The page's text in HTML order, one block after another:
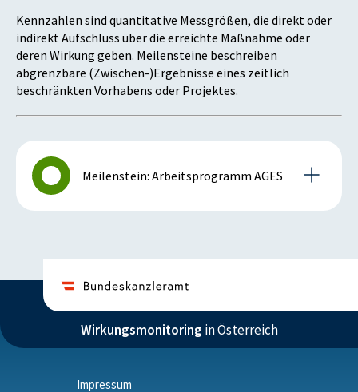
Kennzahlen sind quantitative Messgrößen, die direkt oder
indirekt Aufschluss über die erreichte Maßnahme oder
deren Wirkung geben. Meilensteine beschreiben
abgrenzbare (Zwischen-)Ergebnisse eines zeitlich
beschränkten Vorhabens oder Projektes.
Meilenstein: Arbeitsprogramm AGES
2015
Istzustand (2015)
Wirkungsmonitoring in Österreich
Impressum